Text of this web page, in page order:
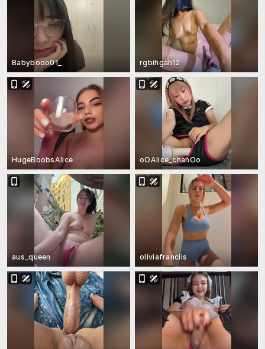
Babybooo01_ rgbihgah12
HugeBoobsAlice oOAlice_chanOo
aus_queen oliviafranciis